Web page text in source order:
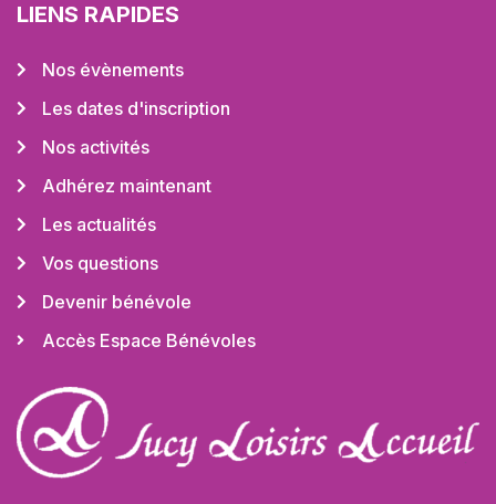
LIENS RAPIDES
Nos évènements
Les dates d'inscription
Nos activités
Adhérez maintenant
Les actualités
Vos questions
Devenir bénévole
Accès Espace Bénévoles